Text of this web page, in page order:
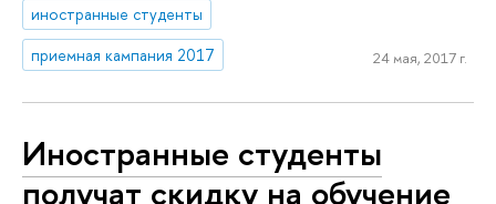
иностранные студенты
приемная кампания 2017
24 мая, 2017 г.
Иностранные студенты
получат скидку на обучение